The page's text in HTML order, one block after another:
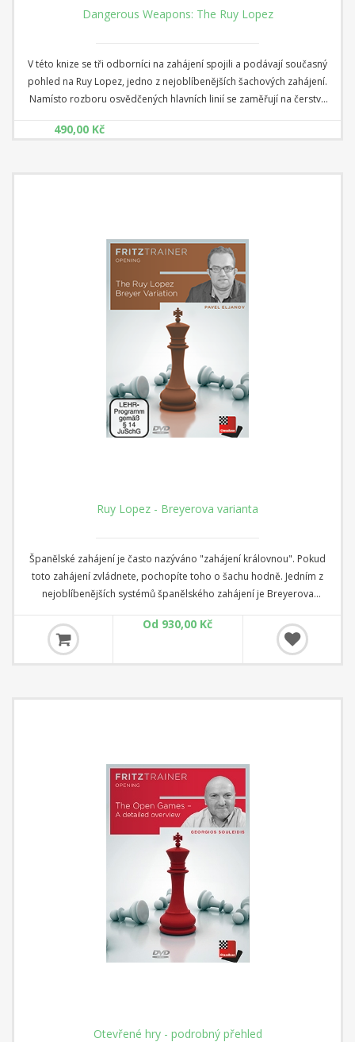
Dangerous Weapons: The Ruy Lopez
V této knize se tři odborníci na zahájení spojili a podávají současný
pohled na Ruy Lopez, jedno z nejoblíbenějších šachových zahájení.
Namísto rozboru osvědčených hlavních linií se zaměřují na čerstvé
"nebezpečných" možností pro obě barvy. Ať už hrajete bílými nebo
490,00 Kč
Ruy Lopez - Breyerova varianta
Španělské zahájení je často nazýváno "zahájení královnou". Pokud
toto zahájení zvládnete, pochopíte toho o šachu hodně. Jedním z
nejoblíbenějších systémů španělského zahájení je Breyerova
aby jej přesunul přes d7 na lepší pole.
Od 930,00 Kč
Otevřené hry - podrobný přehled